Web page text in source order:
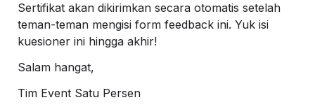
Sertifikat akan dikirimkan secara otomatis setelah
teman-teman mengisi form feedback ini. Yuk isi
kuesioner ini hingga akhir!
Salam hangat,
Tim Event Satu Persen